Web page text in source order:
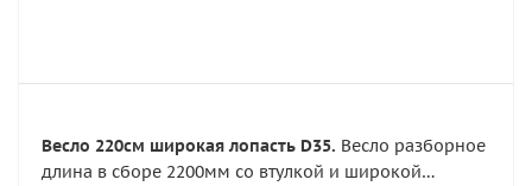
Весло 220см широкая лопасть D35. Весло разборное
длина в сборе 2200мм со втулкой и широкой